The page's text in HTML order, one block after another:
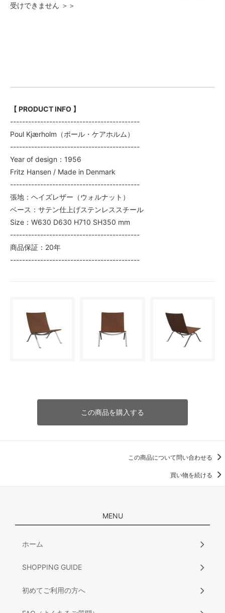
受けできません ＞＞
【 PRODUCT INFO 】
-------------------------------------------
Poul Kjærholm（ポール・ケアホルム）
-------------------------------------------
Year of design：1956
Fritz Hansen / Made in Denmark
-------------------------------------------
張地：ヘイズレザー（ウォルナット）
ベース：サテン仕上げステンレススチール
Size：W630 D630 H710 SH350 mm
-------------------------------------------
商品保証：20年
-------------------------------------------
この商品を購入する
この商品について問い合わせる
買い物を続ける
MENU
ホーム
SHOPPING GUIDE
初めてご利用の方へ